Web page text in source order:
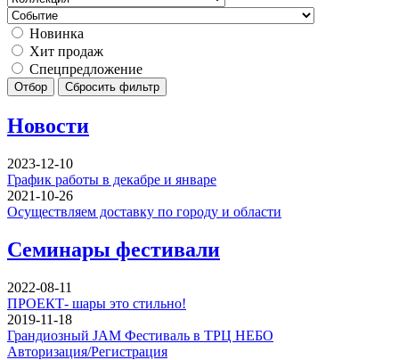
Новинка
Хит продаж
Спецпредложение
Отбор Сбросить фильтр
Новости
2023-12-10
График работы в декабре и январе
2021-10-26
Осуществляем доставку по городу и области
Семинары фестивали
2022-08-11
ПРОЕКТ- шары это стильно!
2019-11-18
Грандиозный JAM Фестиваль в ТРЦ НЕБО
Авторизация/Регистрация